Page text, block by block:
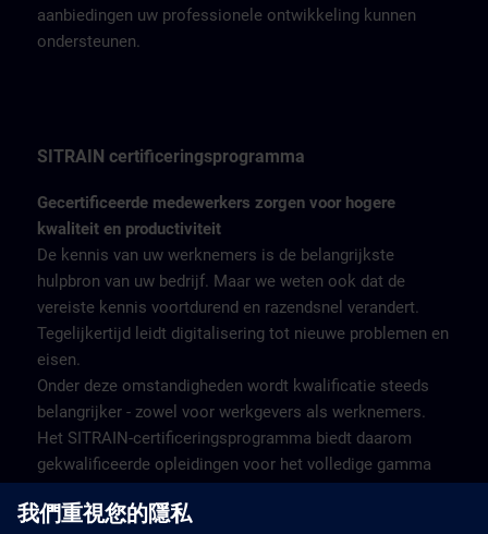
aanbiedingen uw professionele ontwikkeling kunnen
ondersteunen.
SITRAIN certificeringsprogramma
Gecertificeerde medewerkers zorgen voor hogere
kwaliteit en productiviteit
De kennis van uw werknemers is de belangrijkste
hulpbron van uw bedrijf. Maar we weten ook dat de
vereiste kennis voortdurend en razendsnel verandert.
Tegelijkertijd leidt digitalisering tot nieuwe problemen en
eisen.
Onder deze omstandigheden wordt kwalificatie steeds
belangrijker - zowel voor werkgevers als werknemers.
Het SITRAIN-certificeringsprogramma biedt daarom
gekwalificeerde opleidingen voor het volledige gamma
aansluitende certificering om de verworven kennis te